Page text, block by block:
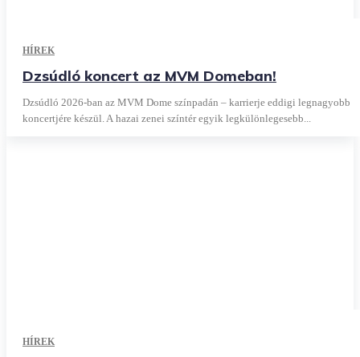
HÍREK
Dzsúdló koncert az MVM Domeban!
Dzsúdló 2026-ban az MVM Dome színpadán – karrierje eddigi legnagyobb
koncertjére készül. A hazai zenei színtér egyik legkülönlegesebb...
HÍREK